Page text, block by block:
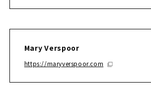
Mary Verspoor
https://maryverspoor.com